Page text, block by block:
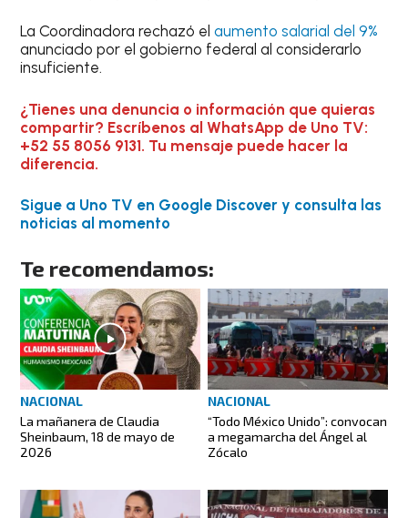
La Coordinadora rechazó elaumento salarial del 9%
anunciado por el gobierno federal al considerarlo
insuficiente.
¿Tienes una denuncia o información que quieras
compartir? Escríbenos al WhatsApp de Uno TV:
+52 55 8056 9131. Tu mensaje puede hacer la
diferencia.
Sigue a Uno TV en Google Discover y consulta las
noticias al momento
Te recomendamos:
NACIONAL
La mañanera de Claudia
Sheinbaum, 18 de mayo de
2026
NACIONAL
“Todo México Unido”: convocan
a megamarcha del Ángel al
Zócalo